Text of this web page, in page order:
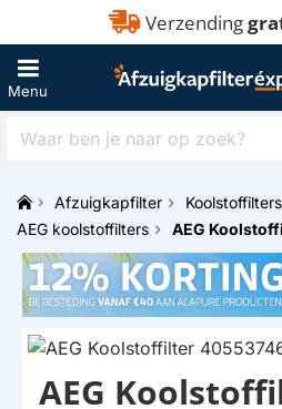
Verzending
Waar
naar
oph
m
e
Afzuigkapfilter
AEG koolstoffilters
AEG
AEG